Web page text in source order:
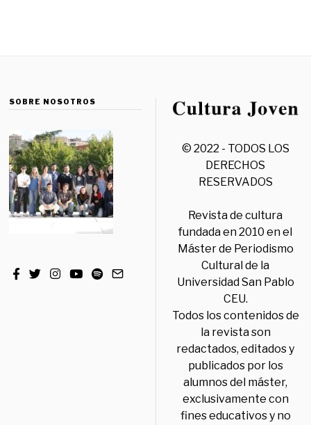
SOBRE NOSOTROS
© 2022 - TODOS LOS
DERECHOS
RESERVADOS
Revista de cultura
fundada en 2010 en el
Máster de Periodismo
Cultural de la
Universidad San Pablo
CEU.
Todos los contenidos de
la revista son
redactados, editados y
publicados por los
alumnos del máster,
exclusivamente con
fines educativos y no